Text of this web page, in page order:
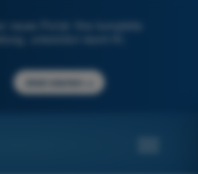
neues Portal: Ihre komplette
unterstützt durch KI.
Jetzt starten